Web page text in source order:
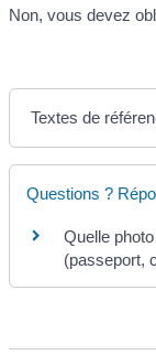
Non, vous devez
Textes de
Questions ?
Quelle
(passeport,